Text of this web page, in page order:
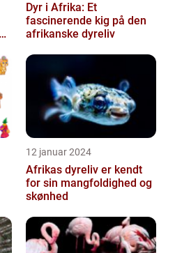
Dyr i Afrika: Et
fascinerende kig på den
afrikanske dyreliv
12 januar 2024
Afrikas dyreliv er kendt
for sin mangfoldighed og
skønhed